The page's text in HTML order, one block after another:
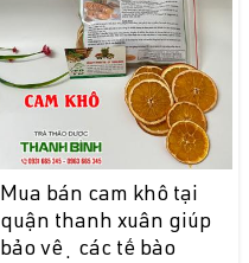
Mua bán cam khô tại
quận thanh xuân giúp
bảo vệ các tế bào